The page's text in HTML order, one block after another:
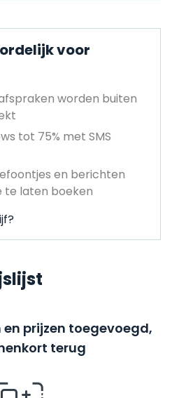
voor
worden buiten
tot 75% met SMS
en berichten
te laten boeken
prijzen toegevoegd,
terug